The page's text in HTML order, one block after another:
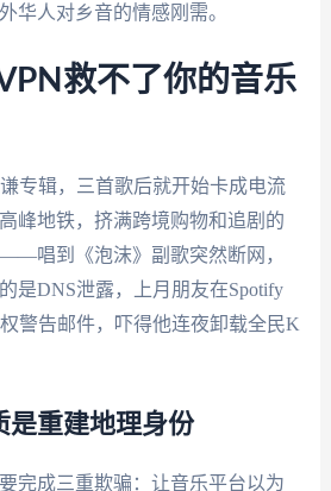
华人对乡音的情感刚需。
救不了你的音乐
专辑，三首歌后就开始卡成电流
峰地铁，挤满跨境购物和追剧的
唱到《泡沫》副歌突然断网，
是DNS泄露，上月朋友在Spotify
警告邮件，吓得他连夜卸载全民K
是重建地理身份
完成三重欺骗：让音乐平台以为